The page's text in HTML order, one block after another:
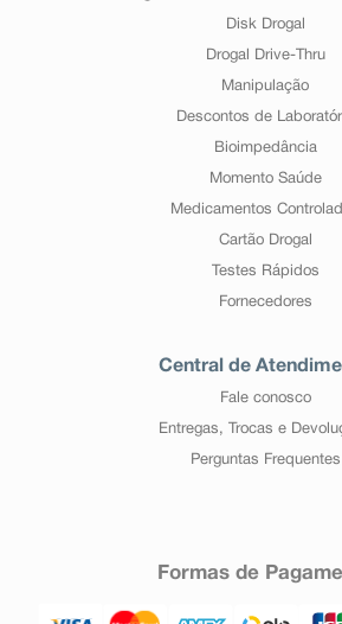
Disk Drogal
Drogal Drive-Thru
Manipulação
Descontos de
Bioimpedância
Momento Saúde
Medicamentos
Cartão Drogal
Testes Rápidos
Fornecedores
Central de
Fale conosco
Entregas, Trocas e
Perguntas Frequentes
Formas de